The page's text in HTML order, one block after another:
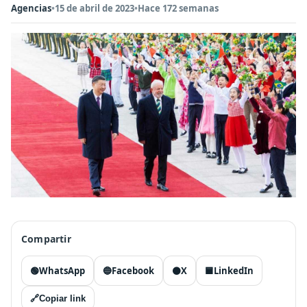
Agencias•15 de abril de 2023•Hace 172 semanas
Compartir
🟢WhatsApp 🔵Facebook ⚫X 🟦LinkedIn
🔗Copiar link